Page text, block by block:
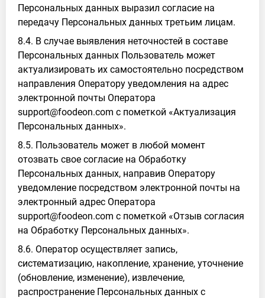
Персональных данных выразил согласие на
передачу Персональных данных третьим лицам.
8.4. В случае выявления неточностей в составе
Персональных данных Пользователь может
актуализировать их самостоятельно посредством
направления Оператору уведомления на адрес
электронной почты Оператора
support@foodeon.com с пометкой «Актуализация
Персональных данных».
8.5. Пользователь может в любой момент
отозвать свое согласие на Обработку
Персональных данных, направив Оператору
уведомление посредством электронной почты на
электронный адрес Оператора
support@foodeon.com с пометкой «Отзыв согласия
на Обработку Персональных данных».
8.6. Оператор осуществляет запись,
систематизацию, накопление, хранение, уточнение
(обновление, изменение), извлечение,
распространение Персональных данных с